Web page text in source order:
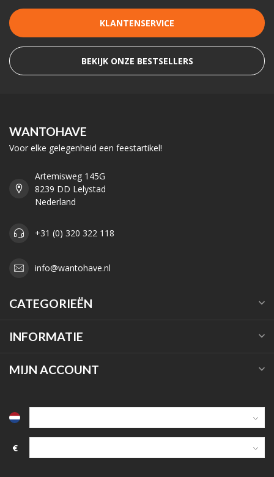
KLANTENSERVICE
BEKIJK ONZE BESTSELLERS
WANTOHAVE
Voor elke gelegenheid een feestartikel!
Artemisweg 145G
8239 DD Lelystad
Nederland
+31 (0) 320 322 118
info@wantohave.nl
CATEGORIEËN
INFORMATIE
MIJN ACCOUNT
€